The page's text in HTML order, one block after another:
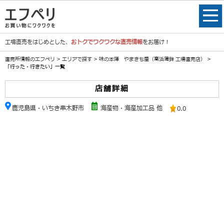
工場直売をはじめとした、 おトクでワクワクな直売情報をお届け！
直売所情報のエフペリ > エリアで探す > 味の本陣 やまきち屋（高浜蒲鉾 工場直売店）
>
「行った・行きたい」一覧
店舗詳細
鹿児島県・いちき串木野市 海産物・海産加工品 他 0.0